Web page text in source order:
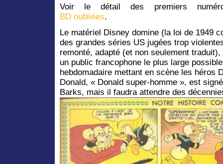
Voir le détail des premiers
BD oubliées.
Le matériel Disney domine (la loi de 1949
des grandes séries US jugées trop
remonté, adapté (et non seulement
un public francophone le plus large
hebdomadaire mettant en scène les héros
Donald, « Donald super-homme », est
Barks, mais il faudra attendre des